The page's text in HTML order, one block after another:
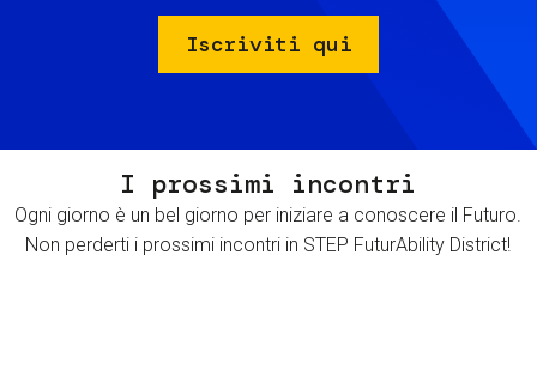
Iscriviti qui
I prossimi incontri
Ogni giorno è un bel giorno per iniziare a conoscere il Futuro.
Non perderti i prossimi incontri in STEP FuturAbility District!